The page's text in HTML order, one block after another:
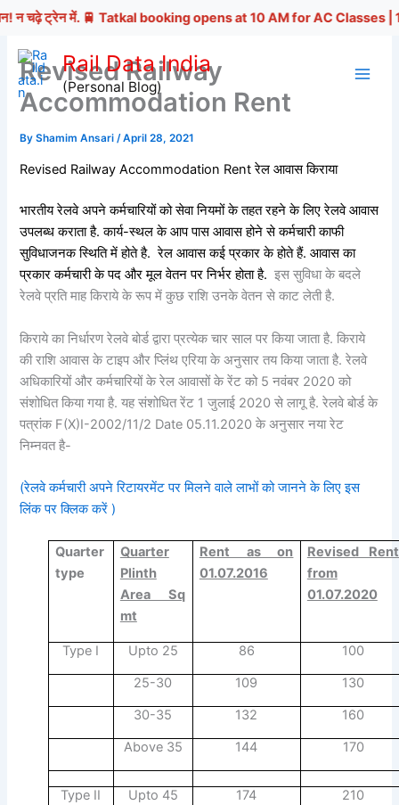
ट्रेन में. 🚆 Tatkal booking opens at 10 AM for AC Classes | 11AM
Skip
content
Rail Data India
(Personal Blog)
Revised Railway
Accommodation Rent
ByShamim Ansari/April 28, 2021
Revised Railway Accommodation Rent रेल आवास किराया
भारतीय रेलवे अपने कर्मचारियों को सेवा नियमों के तहत रहने के लिए रेलवे आवास
उपलब्ध कराता है. कार्य-स्थल के आप पास आवास होने से कर्मचारी काफी
सुविधाजनक स्थिति में होते है. रेल आवास कई प्रकार के होते हैं. आवास का
प्रकार कर्मचारी के पद और मूल वेतन पर निर्भर होता है. इस सुविधा के बदले
रेलवे प्रति माह किराये के रूप में कुछ राशि उनके वेतन से काट लेती है.
किराये का निर्धारण रेलवे बोर्ड द्वारा प्रत्येक चार साल पर किया जाता है. किराये
की राशि आवास के टाइप और प्लिंथ एरिया के अनुसार तय किया जाता है. रेलवे
अधिकारियों और कर्मचारियों के रेल आवासों के रेंट को 5 नवंबर 2020 को
संशोधित किया गया है. यह संशोधित रेंट 1 जुलाई 2020 से लागू है. रेलवे बोर्ड के
पत्रांक F(X)I-2002/11/2 Date 05.11.2020 के अनुसार नया रेट
निम्नवत है-
(रेलवे कर्मचारी अपने रिटायरमेंट पर मिलने वाले लाभों को जानने के लिए इस
लिंक पर क्लिक करें )
Quarter
type
Quarter
Plinth
Area Sq
mt
Rent as on
01.07.2016
Revised Rent
from
01.07.2020
Type I Upto 25 86
100
25-30
109
130
30-35
132
160
Above 35
144 170
Type II Upto 45 174
210